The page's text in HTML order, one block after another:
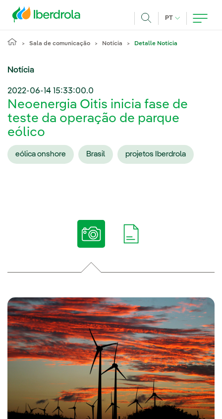
PT IDIOMA ATUAL,
Sala de comunicação Notícia Detalle Notícia
Notícia
2022-06-14 15:33:00.0
Neoenergia Oitis inicia fase de
teste da operação de parque
eólico
eólica onshore Brasil projetos Iberdrola